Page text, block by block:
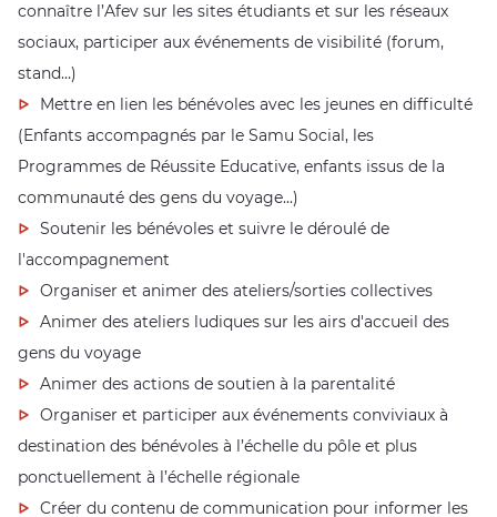
connaître l’Afev sur les sites étudiants et sur les réseaux
sociaux, participer aux événements de visibilité (forum,
stand…)
Mettre en lien les bénévoles avec les jeunes en difficulté
(Enfants accompagnés par le Samu Social, les
Programmes de Réussite Educative, enfants issus de la
communauté des gens du voyage...)
Soutenir les bénévoles et suivre le déroulé de
l'accompagnement
Organiser et animer des ateliers/sorties collectives
Animer des ateliers ludiques sur les airs d'accueil des
gens du voyage
Animer des actions de soutien à la parentalité
Organiser et participer aux événements conviviaux à
destination des bénévoles à l’échelle du pôle et plus
ponctuellement à l’échelle régionale
Créer du contenu de communication pour informer les